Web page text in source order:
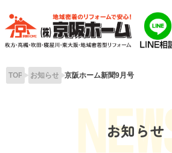
content
TOP お知らせ 京阪ホーム新聞9月号
お知らせ